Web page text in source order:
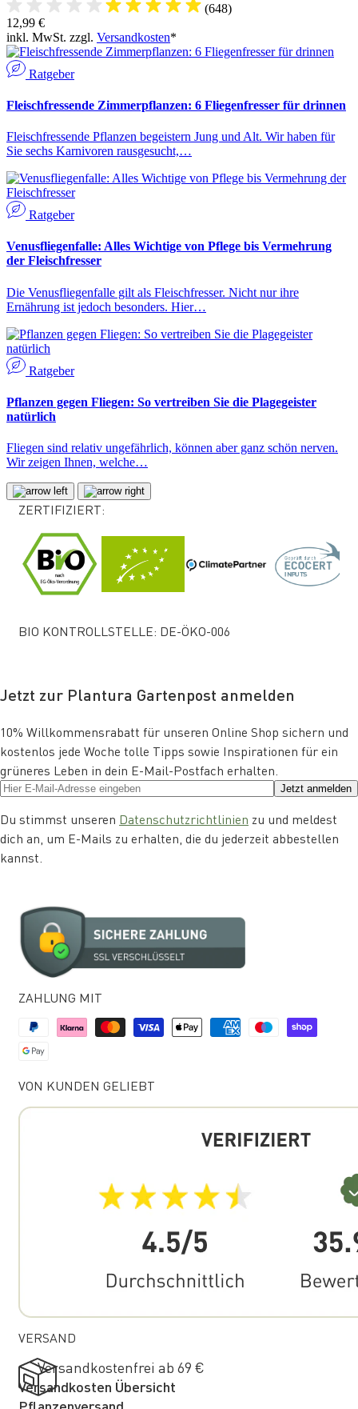
(648)
12,99 €
inkl. MwSt. zzgl. Versandkosten*
Ratgeber
Fleischfressende Zimmerpflanzen: 6 Fliegenfresser für drinnen
Fleischfressende Pflanzen begeistern Jung und Alt. Wir haben für
Sie sechs Karnivoren rausgesucht,…
Ratgeber
Venusfliegenfalle: Alles Wichtige von Pflege bis Vermehrung
der Fleischfresser
Die Venusfliegenfalle gilt als Fleischfresser. Nicht nur ihre
Ernährung ist jedoch besonders. Hier…
Ratgeber
Pflanzen gegen Fliegen: So vertreiben Sie die Plagegeister
natürlich
Fliegen sind relativ ungefährlich, können aber ganz schön nerven.
Wir zeigen Ihnen, welche…
ZERTIFIZIERT:
BIO KONTROLLSTELLE: DE-ÖKO-006
Jetzt zur Plantura Gartenpost anmelden
10% Willkommensrabatt für unseren Online Shop sichern und
kostenlos jede Woche tolle Tipps sowie Inspirationen für ein
grüneres Leben in dein E-Mail-Postfach erhalten.
Jetzt anmelden
Du stimmst unseren Datenschutzrichtlinien zu und meldest
dich an, um E-Mails zu erhalten, die du jederzeit abbestellen
kannst.
VERSAND
Versandkostenfrei ab 69 €
Versandkosten Übersicht
ZAHLUNG MIT
VON KUNDEN GELIEBT